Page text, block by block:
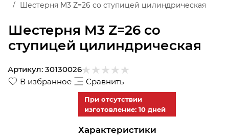
Шестерня M3 Z=26 со
ступицей цилиндрическая
Шестерня M3 Z=26 со ступицей цилиндрическая
В избранное Сравнить
Артикул: 30130026
При отсутствии
изготовление: 10 дней
Характеристики